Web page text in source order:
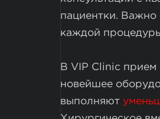
пациентки. Важно
каждой
В VIP Clinic
новейшее
выполняют